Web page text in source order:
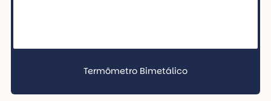
Termômetro Bimetálico